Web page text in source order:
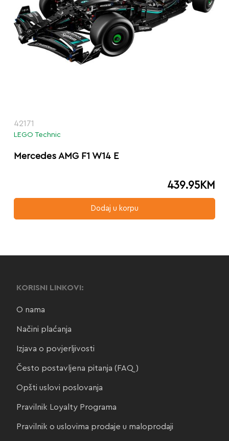
42171
LEGO Technic
Mercedes AMG F1 W14 E
439.95KM
Dodaj u korpu
KORISNI LINKOVI:
O nama
Načini plaćanja
Izjava o povjerljivosti
Često postavljena pitanja (FAQ)
Opšti uslovi poslovanja
Pravilnik Loyalty Programa
Pravilnik o uslovima prodaje u maloprodaji